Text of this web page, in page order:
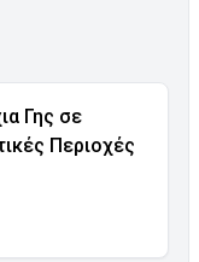
Γης σε
Περιοχές